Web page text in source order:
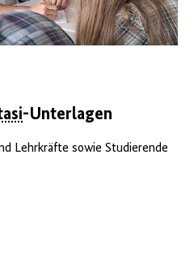
-Unterlagen
Lehrkräfte sowie Studierende